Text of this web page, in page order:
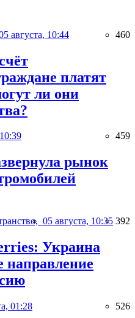
августа, 10:44 460
платят
ли они
459
рынок
05 августа, 10:35 392
Украина
направление
01:28 526